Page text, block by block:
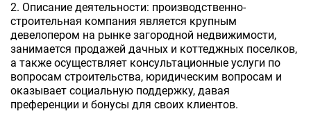
2. Описание деятельности: производственно-
строительная компания является крупным
девелопером на рынке загородной недвижимости,
занимается продажей дачных и коттеджных поселков,
а также осуществляет консультационные услуги по
вопросам строительства, юридическим вопросам и
оказывает социальную поддержку, давая
преференции и бонусы для своих клиентов.